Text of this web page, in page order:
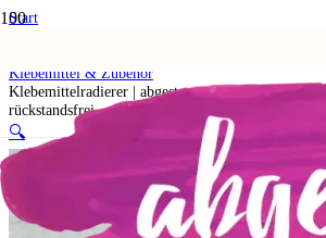
Start
Klebemittel & Zubehör
Klebemittelradierer | abgestempelt – Entfernt
rückstandsfrei
🔍